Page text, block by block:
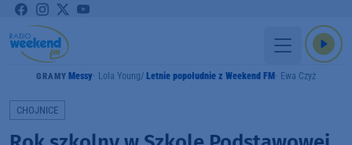
GRAMY Messy Lola Young Letnie popołudnie z Weekend FM Ewa Czyż
CHOJNICE